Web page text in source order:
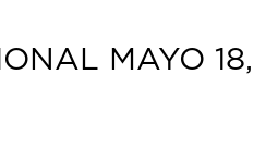
MAYO 18,